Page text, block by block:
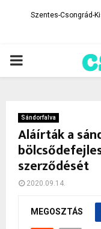
Szentes-Csongrád-
PRIMARY
Sándorfalva
Aláírták a
szerződését
2020.09.14.
MEGOSZTÁS